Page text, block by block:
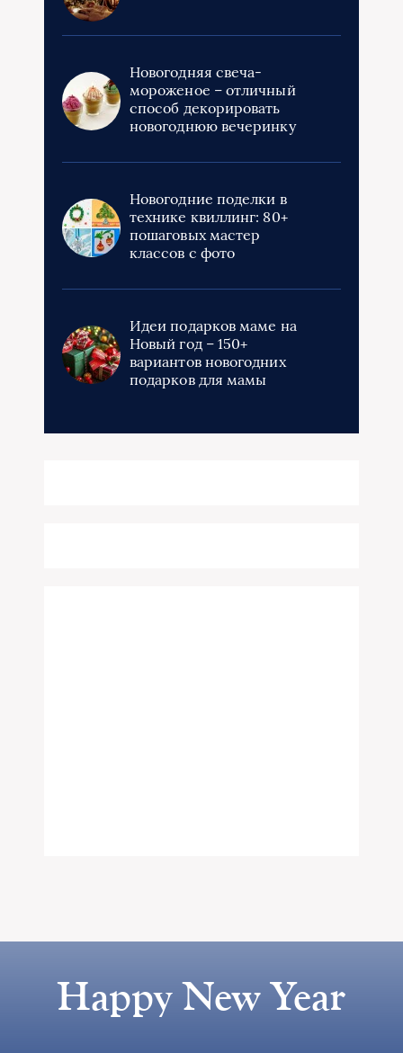
Новогодняя свеча-
мороженое – отличный
способ декорировать
новогоднюю вечеринку
Новогодние поделки в
технике квиллинг: 80+
пошаговых мастер
классов с фото
Идеи подарков маме на
Новый год – 150+
вариантов новогодних
подарков для мамы
Happy New Year